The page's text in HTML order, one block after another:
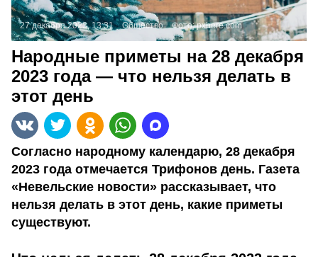
27 декабря 2023, 13:31 Общество Фото:pxhere.com
Народные приметы на 28 декабря
2023 года — что нельзя делать в
этот день
Согласно народному календарю, 28 декабря
2023 года отмечается Трифонов день. Газета
«Невельские новости» рассказывает, что
нельзя делать в этот день, какие приметы
существуют.